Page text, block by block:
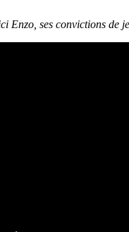
ses convictions de